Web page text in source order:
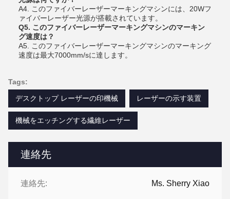
連絡先
連絡先: Ms. Sherry Xiao
A4. このファイバーレーザーマーキングマシンには、20Wフ
ァイバーレーザー光源が搭載されています。
Q5. このファイバーレーザーマーキングマシンのマーキン
グ速度は？
A5. このファイバーレーザーマーキングマシンのマーキング
速度は最大7000mm/sに達します。
Tags:
デスクトップ レーザーの印機械
レーザーの示す装置
機械をエッチングする繊維レーザー